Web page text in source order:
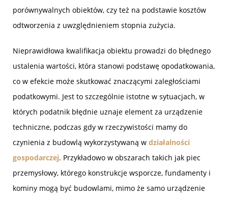
porównywalnych obiektów, czy też na podstawie kosztów
odtworzenia z uwzględnieniem stopnia zużycia.
Nieprawidłowa kwalifikacja obiektu prowadzi do błędnego
ustalenia wartości, która stanowi podstawę opodatkowania,
co w efekcie może skutkować znaczącymi zaległościami
podatkowymi. Jest to szczególnie istotne w sytuacjach, w
których podatnik błędnie uznaje element za urządzenie
techniczne, podczas gdy w rzeczywistości mamy do
czynienia z budowlą wykorzystywaną w działalności
gospodarczej. Przykładowo w obszarach takich jak piec
przemysłowy, którego konstrukcje wsporcze, fundamenty i
kominy mogą być budowlami, mimo że samo urządzenie